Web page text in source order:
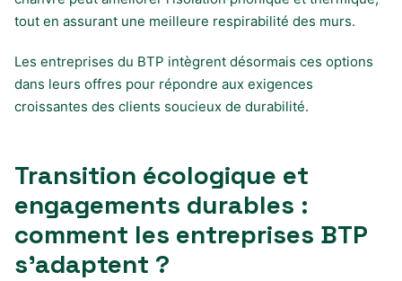
tout en assurant une meilleure respirabilité des murs.
Les entreprises du BTP intègrent désormais ces options
dans leurs offres pour répondre aux exigences
croissantes des clients soucieux de durabilité.
Transition écologique et
engagements durables :
comment les entreprises BTP
s’adaptent ?